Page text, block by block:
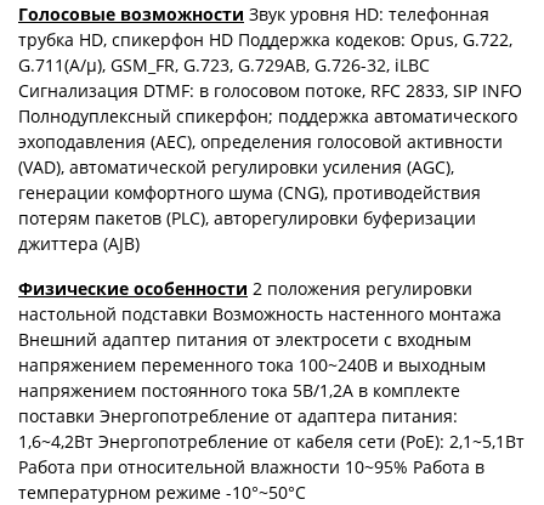
Голосовые возможности Звук уровня HD: телефонная
трубка HD, спикерфон HD Поддержка кодеков: Opus, G.722,
G.711(A/μ), GSM_FR, G.723, G.729AB, G.726-32, iLBC
Сигнализация DTMF: в голосовом потоке, RFC 2833, SIP INFO
Полнодуплексный спикерфон; поддержка автоматического
эхоподавления (AEC), определения голосовой активности
(VAD), автоматической регулировки усиления (AGC),
генерации комфортного шума (CNG), противодействия
потерям пакетов (PLC), авторегулировки буферизации
джиттера (AJB)
Физические особенности 2 положения регулировки
настольной подставки Возможность настенного монтажа
Внешний адаптер питания от электросети с входным
напряжением переменного тока 100~240В и выходным
напряжением постоянного тока 5В/1,2А в комплекте
поставки Энергопотребление от адаптера питания:
1,6~4,2Вт Энергопотребление от кабеля сети (PoE): 2,1~5,1Вт
Работа при относительной влажности 10~95% Работа в
температурном режиме -10°~50°C